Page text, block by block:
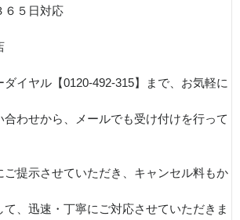
５日対応
イヤル【0120-492-315】まで、お気軽に
合わせから、メールでも受け付けを行って
ご提示させていただき、キャンセル料もか
て、迅速・丁寧にご対応させていただきま